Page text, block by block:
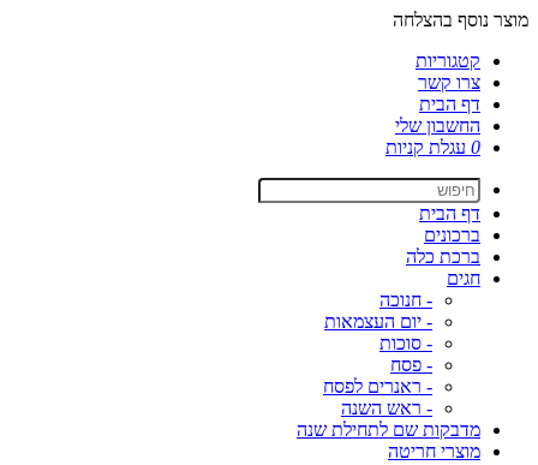
מוצר נוסף בהצלחה
קטגוריות
צרו קשר
דף הבית
החשבון שלי
0 עגלת קניות
דף הבית
ברכונים
ברכת כלה
חגים
- חנוכה
- יום העצמאות
- סוכות
- פסח
- ראנרים לפסח
- ראש השנה
מדבקות שם לתחילת שנה
מוצרי חריטה